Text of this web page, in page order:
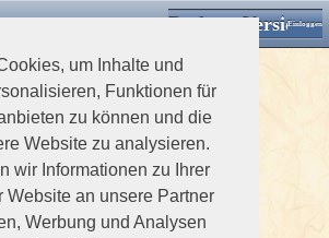
um Inhalte und
Funktionen für
zu können und die
Website zu analysieren.
wir Informationen zu Ihrer
Website an unsere Partner
Werbung und Analysen
Desktop VersionEinloggen